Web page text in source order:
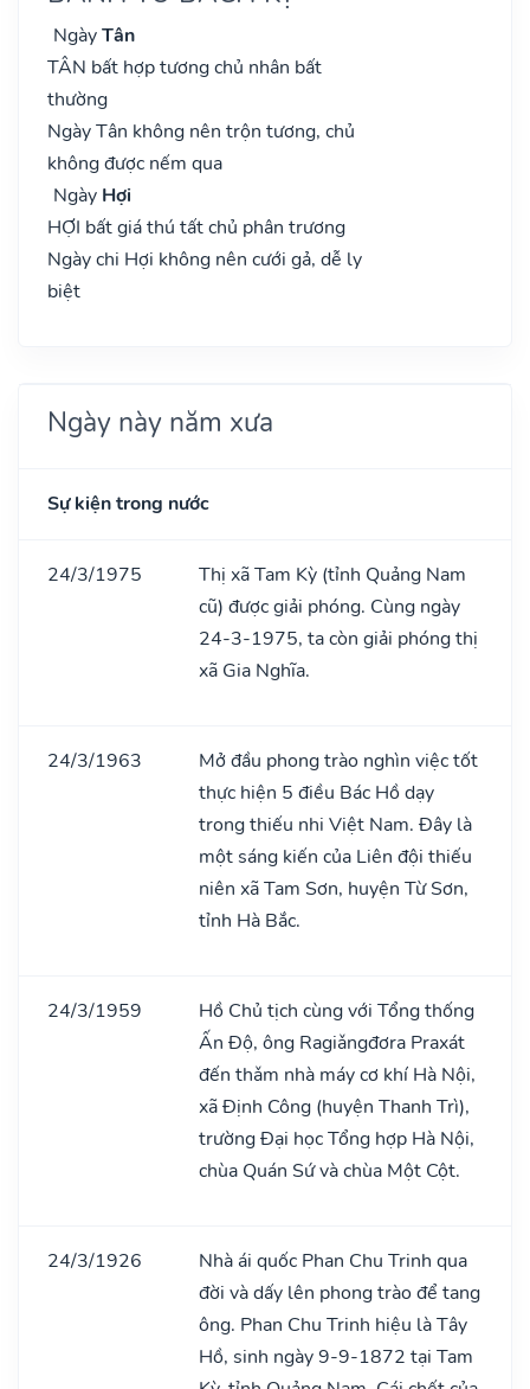
NgàyTân
TÂN bất hợp tương chủ nhân bất
thường
Ngày Tân không nên trộn tương, chủ
không được nếm qua
Ngày Hợi
HỢI bất giá thú tất chủ phân trương
Ngày chi Hợi không nên cưới gả, dễ ly
biệt
Ngày này năm xưa
Sự kiện trong nước
24/3/1975
Thị xã Tam Kỳ (tỉnh Quảng Nam
cũ) được giải phóng. Cùng ngày
24-3-1975, ta còn giải phóng thị
xã Gia Nghĩa.
24/3/1963
Mở đầu phong trào nghìn việc tốt
thực hiện 5 điều Bác Hồ dạy
trong thiếu nhi Việt Nam. Đây là
một sáng kiến của Liên đội thiếu
niên xã Tam Sơn, huyện Từ Sơn,
tỉnh Hà Bắc.
24/3/1959
Hồ Chủ tịch cùng với Tổng thống
Ấn Độ, ông Ragiǎngđơra Praxát
đến thǎm nhà máy cơ khí Hà Nội,
xã Định Công (huyện Thanh Trì),
trường Đại học Tổng hợp Hà Nội,
chùa Quán Sứ và chùa Một Cột.
24/3/1926
Nhà ái quốc Phan Chu Trinh qua
đời và dấy lên phong trào để tang
ông. Phan Chu Trinh hiệu là Tây
Hồ, sinh ngày 9-9-1872 tại Tam